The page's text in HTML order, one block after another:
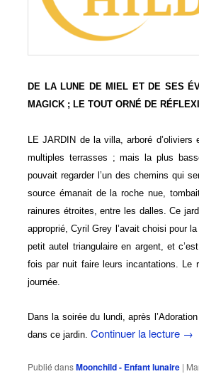
DE LA LUNE DE MIEL ET DE SES
MAGICK ; LE TOUT ORNÉ DE
LE JARDIN de la villa, arboré
multiples terrasses ; mais la plus
pouvait regarder l’un des chemins qui
source émanait de la roche nue,
rainures étroites, entre les dalles. Ce
approprié, Cyril Grey l’avait choisi pour
petit autel triangulaire en argent, et
fois par nuit faire leurs incantations. Le
journée.
Dans la soirée du lundi, après
dans ce jardin. Continuer la lecture →
Publié dansMoonchild - Enfant lunaire |